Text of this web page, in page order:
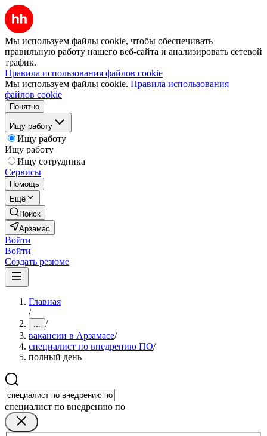
Мы используем файлы cookie, чтобы обеспечивать
правильную работу нашего веб-сайта и анализировать сетевой
трафик.
Правила использования файлов cookie
Мы используем файлы cookie. Правила использования
файлов cookie
Понятно
Ищу работу
Ищу работу
Ищу работу
Ищу сотрудника
Сервисы
Помощь
Ещё
Поиск
Арзамас
Войти
Войти
Создать резюме
Главная
/
... /
вакансии в Арзамасе/
специалист по внедрению ПО/
полный день
специалист по внедрению по